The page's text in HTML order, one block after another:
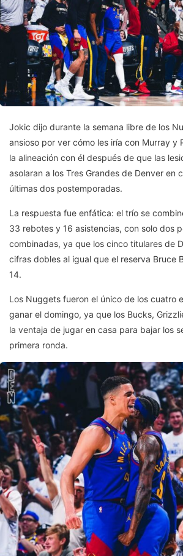
Jokic dijo durante la semana libre de los
ansioso por ver cómo les iría con Murray y
la alineación con él después de que las
asolaran a los Tres Grandes de Denver en
últimas dos postemporadas.
La respuesta fue enfática: el trío se
33 rebotes y 16 asistencias, con solo dos
combinadas, ya que los cinco titulares de
cifras dobles al igual que el reserva Bruce
14.
Los Nuggets fueron el único de los cuatro
ganar el domingo, ya que los Bucks,
la ventaja de jugar en casa para bajar los
primera ronda.